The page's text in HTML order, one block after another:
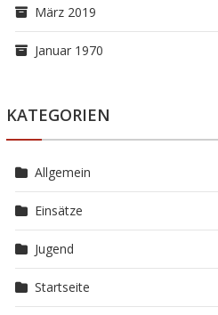
März 2019
Januar 1970
KATEGORIEN
Allgemein
Einsätze
Jugend
Startseite